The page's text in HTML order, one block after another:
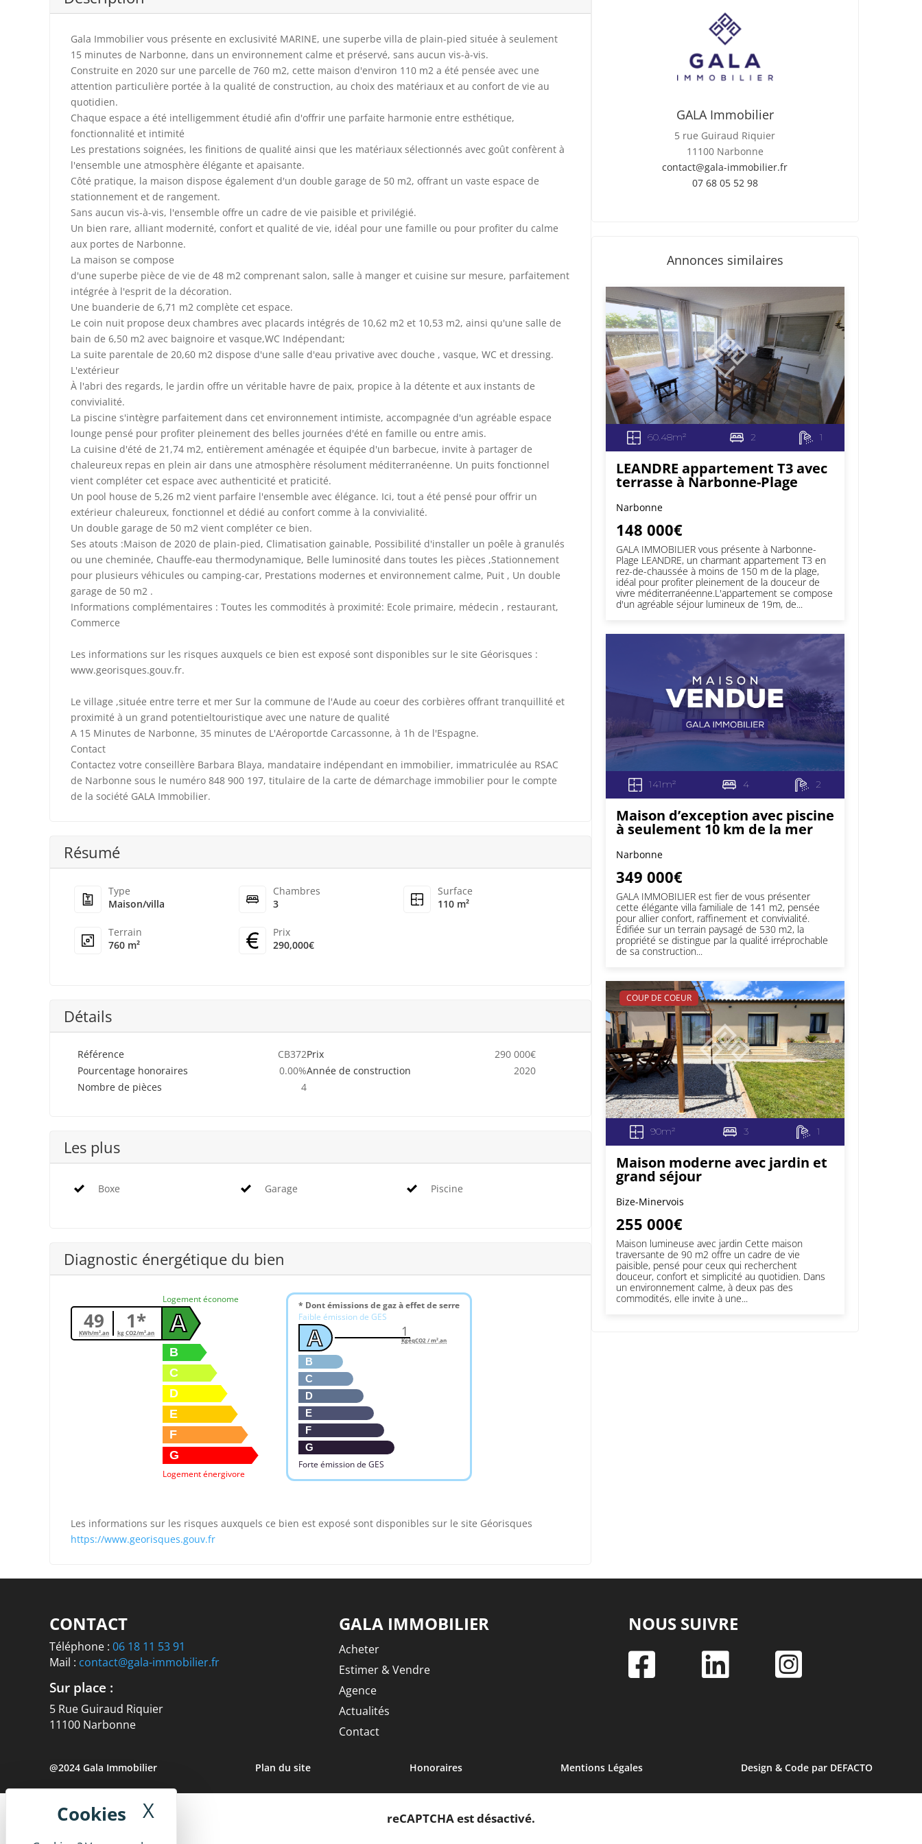
X Masquer le bandeau des cookies
Gala Immobilier vous présente en exclusivité MARINE, une superbe villa de plain-pied située à seulement
15 minutes de Narbonne, dans un environnement calme et préservé, sans aucun vis-à-vis.
Construite en 2020 sur une parcelle de 760 m2, cette maison d'environ 110 m2 a été pensée avec une
attention particulière portée à la qualité de construction, au choix des matériaux et au confort de vie au
quotidien.
Chaque espace a été intelligemment étudié afin d'offrir une parfaite harmonie entre esthétique,
fonctionnalité et intimité
Les prestations soignées, les finitions de qualité ainsi que les matériaux sélectionnés avec goût confèrent à
l'ensemble une atmosphère élégante et apaisante.
Côté pratique, la maison dispose également d'un double garage de 50 m2, offrant un vaste espace de
stationnement et de rangement.
Sans aucun vis-à-vis, l'ensemble offre un cadre de vie paisible et privilégié.
Un bien rare, alliant modernité, confort et qualité de vie, idéal pour une famille ou pour profiter du calme
aux portes de Narbonne.
La maison se compose
d'une superbe pièce de vie de 48 m2 comprenant salon, salle à manger et cuisine sur mesure, parfaitement
intégrée à l'esprit de la décoration.
Une buanderie de 6,71 m2 complète cet espace.
Le coin nuit propose deux chambres avec placards intégrés de 10,62 m2 et 10,53 m2, ainsi qu'une salle de
bain de 6,50 m2 avec baignoire et vasque,WC Indépendant;
La suite parentale de 20,60 m2 dispose d'une salle d'eau privative avec douche , vasque, WC et dressing.
L'extérieur
À l'abri des regards, le jardin offre un véritable havre de paix, propice à la détente et aux instants de
convivialité.
La piscine s'intègre parfaitement dans cet environnement intimiste, accompagnée d'un agréable espace
lounge pensé pour profiter pleinement des belles journées d'été en famille ou entre amis.
La cuisine d'été de 21,74 m2, entièrement aménagée et équipée d'un barbecue, invite à partager de
chaleureux repas en plein air dans une atmosphère résolument méditerranéenne. Un puits fonctionnel
vient compléter cet espace avec authenticité et praticité.
Un pool house de 5,26 m2 vient parfaire l'ensemble avec élégance. Ici, tout a été pensé pour offrir un
extérieur chaleureux, fonctionnel et dédié au confort comme à la convivialité.
Un double garage de 50 m2 vient compléter ce bien.
Ses atouts :Maison de 2020 de plain-pied, Climatisation gainable, Possibilité d'installer un poêle à granulés
ou une cheminée, Chauffe-eau thermodynamique, Belle luminosité dans toutes les pièces ,Stationnement
pour plusieurs véhicules ou camping-car, Prestations modernes et environnement calme, Puit , Un double
garage de 50 m2 .
Informations complémentaires : Toutes les commodités à proximité: Ecole primaire, médecin , restaurant,
Commerce
Les informations sur les risques auxquels ce bien est exposé sont disponibles sur le site Géorisques :
www.georisques.gouv.fr.
Le village ,située entre terre et mer Sur la commune de l'Aude au coeur des corbières offrant tranquillité et
proximité à un grand potentieltouristique avec une nature de qualité
A 15 Minutes de Narbonne, 35 minutes de L'Aéroportde Carcassonne, à 1h de l'Espagne.
Contact
Contactez votre conseillère Barbara Blaya, mandataire indépendant en immobilier, immatriculée au RSAC
de Narbonne sous le numéro 848 900 197, titulaire de la carte de démarchage immobilier pour le compte
de la société GALA Immobilier.
Résumé
Type
Maison/villa
Chambres
3
Surface
110 m²
Terrain
760 m²
Prix
290,000€
Détails
Référence CB372Prix
290 000€
Pourcentage honoraires
0.00%Année de construction
2020
Nombre de pièces
4
Les plus
Boxe Garage Piscine
Diagnostic énergétique du bien
49
KWh/m².an 1*
kg CO2/m².an
Logement économe
A
B
C
D
E
F
G
Logement énergivore
* Dont émissions de gaz à effet de serre
Faible émission de GES
A
B
C
D
E
F
G
Forte émission de GES
1
KgéqCO2 / m².an
Les informations sur les risques auxquels ce bien est exposé sont disponibles sur le site Géorisques
https://www.georisques.gouv.fr
GALA Immobilier
5 rue Guiraud Riquier
11100 Narbonne
contact@gala-immobilier.fr
07 68 05 52 98
Annonces similaires
60.48m² 2 1
LEANDRE appartement T3 avec
terrasse à Narbonne-Plage
Narbonne
148 000€
GALA IMMOBILIER vous présente à Narbonne-
Plage LEANDRE, un charmant appartement T3 en
rez-de-chaussée à moins de 150 m de la plage,
idéal pour profiter pleinement de la douceur de
vivre méditerranéenne.L'appartement se compose
d'un agréable séjour lumineux de 19m, de...
141m² 4 2
Maison d’exception avec piscine
à seulement 10 km de la mer
Narbonne
349 000€
GALA IMMOBILIER est fier de vous présenter
cette élégante villa familiale de 141 m2, pensée
pour allier confort, raffinement et convivialité.
Édifiée sur un terrain paysagé de 530 m2, la
propriété se distingue par la qualité irréprochable
de sa construction...
COUP DE COEUR
90m² 3 1
Maison moderne avec jardin et
grand séjour
Bize-Minervois
255 000€
Maison lumineuse avec jardin Cette maison
traversante de 90 m2 offre un cadre de vie
paisible, pensé pour ceux qui recherchent
douceur, confort et simplicité au quotidien. Dans
un environnement calme, à deux pas des
commodités, elle invite à une...
CONTACT
Téléphone : 06 18 11 53 91
Mail : contact@gala-immobilier.fr
Sur place :
5 Rue Guiraud Riquier
11100 Narbonne
GALA IMMOBILIER
Acheter
Estimer & Vendre
Agence
Actualités
Contact
NOUS SUIVRE
  
@2024 Gala Immobilier Plan du site Honoraires Mentions Légales Design & Code par DEFACTO
reCAPTCHA est désactivé.